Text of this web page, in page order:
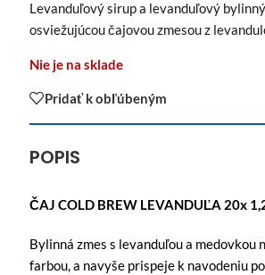
Levanduľový sirup a levanduľový
osviežujúcou čajovou zmesou z
Nie je na sklade
Pridať k obľúbeným
POPIS
ČAJ COLD BREW LEVANDUĽA 20x
Bylinná zmes s levanduľou a medovkou
farbou, a navyše prispeje k navodeniu